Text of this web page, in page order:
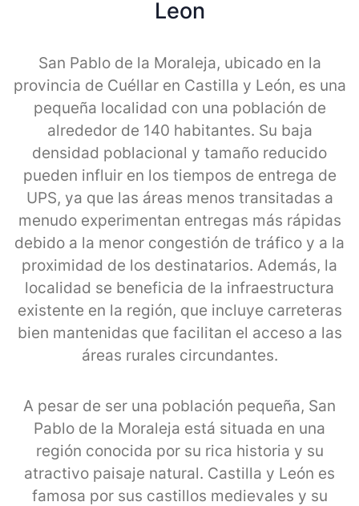
Leon
San Pablo de la Moraleja, ubicado en la
provincia de Cuéllar en Castilla y León, es una
pequeña localidad con una población de
alrededor de 140 habitantes. Su baja
densidad poblacional y tamaño reducido
pueden influir en los tiempos de entrega de
UPS, ya que las áreas menos transitadas a
menudo experimentan entregas más rápidas
debido a la menor congestión de tráfico y a la
proximidad de los destinatarios. Además, la
localidad se beneficia de la infraestructura
existente en la región, que incluye carreteras
bien mantenidas que facilitan el acceso a las
áreas rurales circundantes.
A pesar de ser una población pequeña, San
Pablo de la Moraleja está situada en una
región conocida por su rica historia y su
atractivo paisaje natural. Castilla y León es
famosa por sus castillos medievales y su